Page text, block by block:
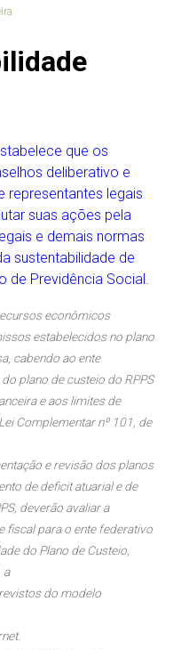
que os
deliberativo e
representantes legais
suas ações pela
e demais normas
sustentabilidade de
de Previdência Social.
econômicos
estabelecidos no plano
cabendo ao ente
plano de custeio do RPPS
e aos limites de
Complementar nº 101, de
e revisão dos planos
de deficit atuarial e de
deverão avaliar a
fiscal para o ente federativo
do Plano de Custeio,
a
do modelo